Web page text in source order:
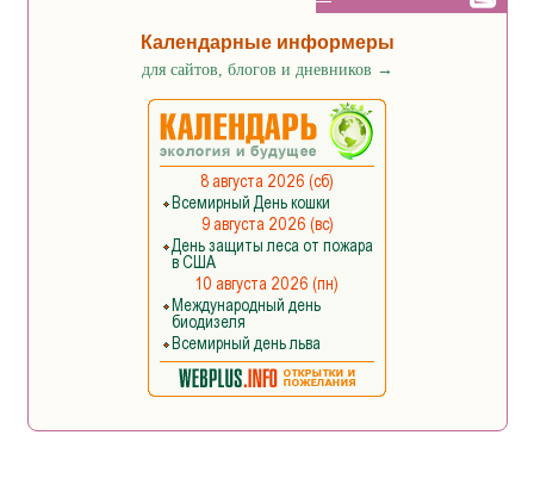
Календарные информеры
для сайтов, блогов и дневников →